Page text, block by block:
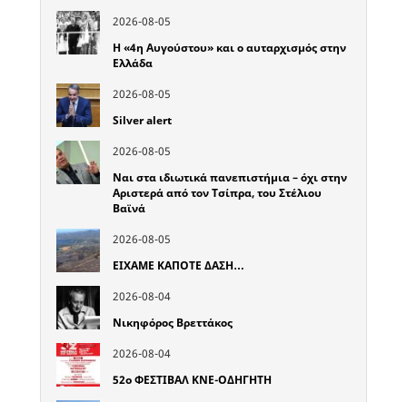
2026-08-05
Η «4η Αυγούστου» και ο αυταρχισμός στην
Ελλάδα
2026-08-05
Silver alert
2026-08-05
Ναι στα ιδιωτικά πανεπιστήμια – όχι στην
Αριστερά από τον Τσίπρα, του Στέλιου
Βαϊνά
2026-08-05
ΕΙΧΑΜΕ ΚΑΠΟΤΕ ΔΑΣΗ…
2026-08-04
Νικηφόρος Βρεττάκος
2026-08-04
52o ΦΕΣΤΙΒΑΛ ΚΝΕ-ΟΔΗΓΗΤΗ